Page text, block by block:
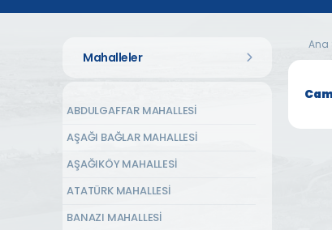
Mahalleler
ABDULGAFFAR MAHALLESİ
AŞAĞI BAĞLAR MAHALLESİ
AŞAĞIKÖY MAHALLESİ
ATATÜRK MAHALLESİ
BANAZI MAHALLESİ
Ana